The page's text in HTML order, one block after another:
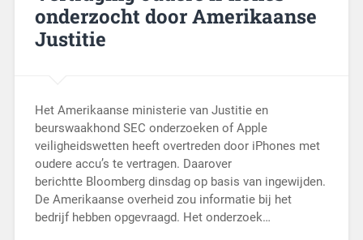
onderzocht door Amerikaanse
Justitie
Het Amerikaanse ministerie van Justitie en
beurswaakhond SEC onderzoeken of Apple
veiligheidswetten heeft overtreden door iPhones met
oudere accu’s te vertragen. Daarover
berichtte Bloomberg dinsdag op basis van ingewijden.
De Amerikaanse overheid zou informatie bij het
bedrijf hebben opgevraagd. Het onderzoek…